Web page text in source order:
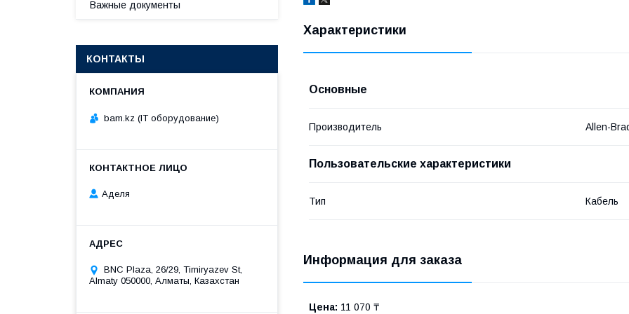
Характеристики
Основные
Производитель Allen-
Пользовательские характеристики
Тип Кабель
Информация для заказа
Цена: 11 070 ₸
Важные документы
КОНТАКТЫ
bam.kz (IT оборудование)
Аделя
BNC Plaza, 26/29, Timiryazev St,
Almaty 050000, Алматы, Казахстан